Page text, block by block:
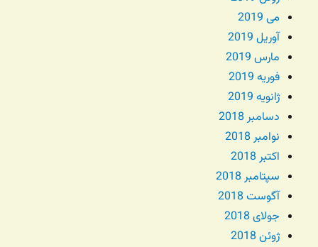
می 2019
آوریل 2019
مارس 2019
فوریه 2019
ژانویه 2019
دسامبر 2018
نوامبر 2018
اکتبر 2018
سپتامبر 2018
آگوست 2018
جولای 2018
ژوئن 2018